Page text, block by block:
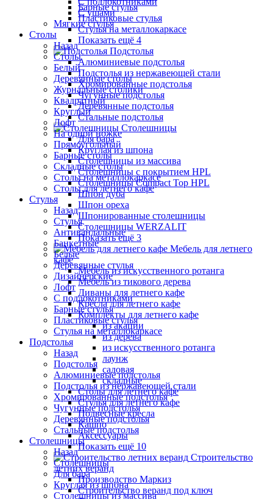
Барные стулья
Пластиковые стулья
Стулья на металлокаркасе
Показать ещё 4
Подстолья
Алюминиевые подстолья
Подстолья из нержавеющей стали
Хромированные подстолья
Чугунные подстолья
Деревянные подстолья
Стальные подстолья
Столешницы
Для бара
Круглая из шпона
Столешницы из массива
Столешницы с покрытием HPL
Столешницы Сompact Top HPL
Шпон дуба
Шпон ореха
Шпонированные столешницы
Столешницы WERZALIT
Показать ещё 3
Мебель для летнего
кафе
Мебель из искусственного ротанга
Мебель из тикового дерева
Диваны для летнего кафе
Кресла для летнего кафе
Комплекты для летнего кафе
из акации
из дерева
из искусственного ротанга
лаунж
садовая
складные
Столы для летнего кафе
Стулья для летнего кафе
Подвесные кресла
Кашпо
Аксессуары
Показать ещё 10
Строительство
летних веранд
Производство Маркиз
Строительство веранд под ключ
С ушами
Мягкие стулья
Столы
Назад
Столы
Белый
Деревянные столы
Журнальные столики
Квадратный
Круглый
Лофт
На одной ножке
Прямоугольный
Барные столы
Складные столы
Столы на металлокаркасе
Столы для летнего кафе
Стулья
Назад
Стулья
Антивандальные
Банкетные
Белые
Деревянные стулья
Дизайнерские
Лофт
С подлокотниками
Барные стулья
Пластиковые стулья
Стулья на металлокаркасе
Подстолья
Назад
Подстолья
Алюминиевые подстолья
Подстолья из нержавеющей стали
Хромированные подстолья
Чугунные подстолья
Деревянные подстолья
Стальные подстолья
Столешницы
Назад
Столешницы
Для бара
Круглая из шпона
Столешницы из массива